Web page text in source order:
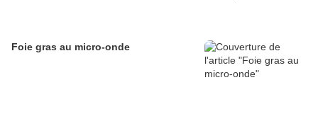
Foie gras au micro-onde